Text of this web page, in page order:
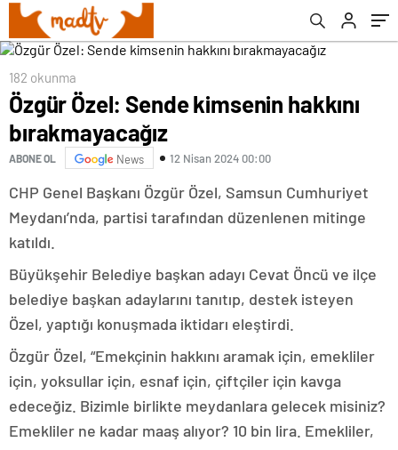
182 okunma
Özgür Özel: Sende kimsenin hakkını
bırakmayacağız
ABONE OL News 12 Nisan 2024 00:00
CHP Genel Başkanı Özgür Özel, Samsun Cumhuriyet
Meydanı’nda, partisi tarafından düzenlenen mitinge
katıldı.
Büyükşehir Belediye başkan adayı Cevat Öncü ve ilçe
belediye başkan adaylarını tanıtıp, destek isteyen
Özel, yaptığı konuşmada iktidarı eleştirdi.
Özgür Özel, “Emekçinin hakkını aramak için, emekliler
için, yoksullar için, esnaf için, çiftçiler için kavga
edeceğiz. Bizimle birlikte meydanlara gelecek misiniz?
Emekliler ne kadar maaş alıyor? 10 bin lira. Emekliler,